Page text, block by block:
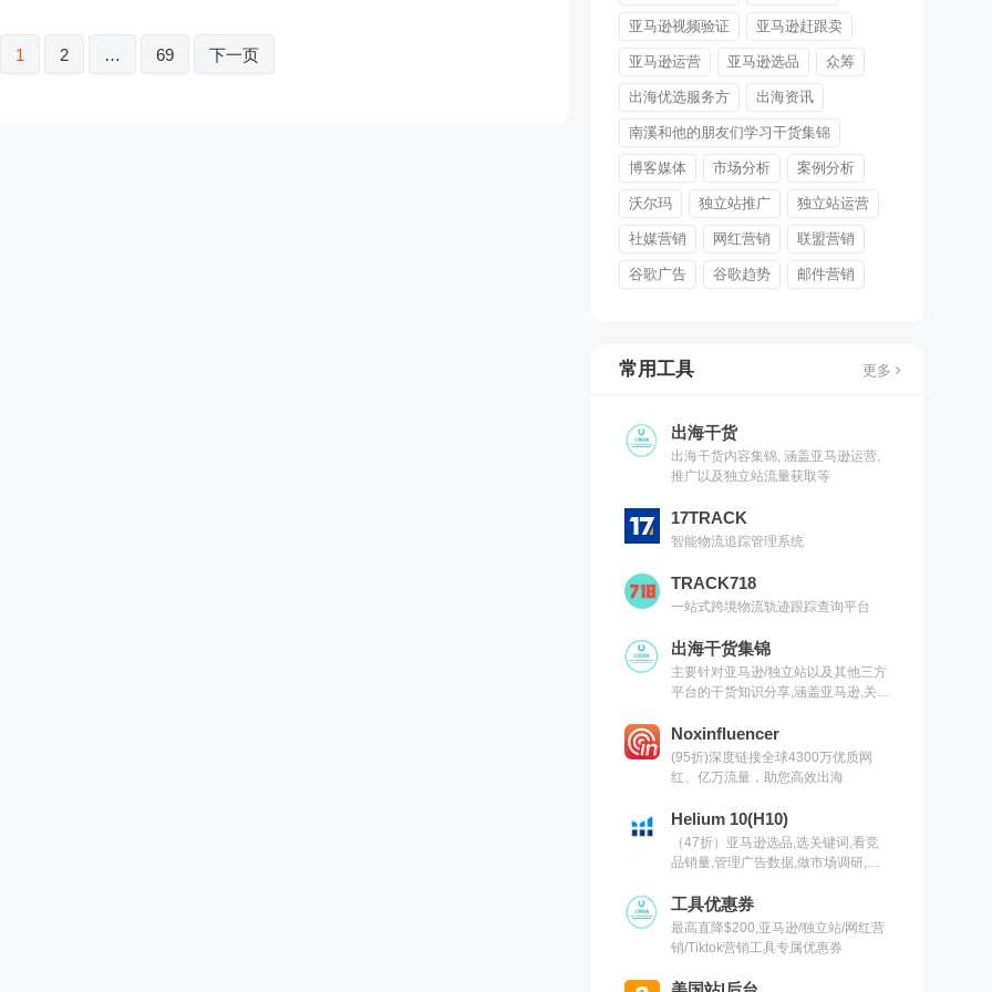
1 2 … 69 下一页
亚马逊视频验证 亚马逊赶跟卖
亚马逊运营 亚马逊选品 众筹
出海优选服务方 出海资讯
南溪和他的朋友们学习干货集锦
博客媒体 市场分析 案例分析
沃尔玛 独立站推广 独立站运营
社媒营销 网红营销 联盟营销
谷歌广告 谷歌趋势 邮件营销
常用工具 更多
出海干货
出海干货内容集锦, 涵盖亚马逊运营,
推广以及独立站流量获取等
17TRACK
智能物流追踪管理系统
TRACK718
一站式跨境物流轨迹跟踪查询平台
出海干货集锦
主要针对亚马逊/独立站以及其他三方
平台的干货知识分享,涵盖亚马逊,关键
具以及出海干货集锦,欢迎关注
Noxinfluencer
(95折)深度链接全球4300万优质网
红、亿万流量，助您高效出海
Helium 10(H10)
（47折）亚马逊选品,选关键词,看竞
品销量,管理广告数据,做市场调研,有
工具优惠券
最高直降$200,亚马逊/独立站/网红营
销/Tiktok营销工具专属优惠券